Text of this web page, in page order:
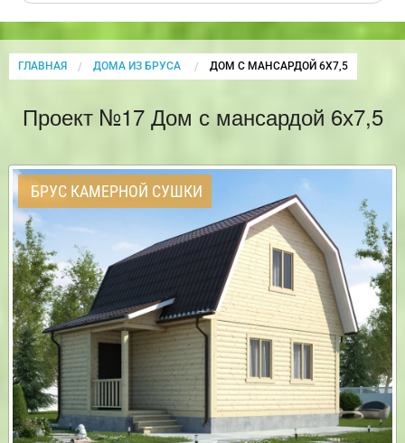
ГЛАВНАЯ ДОМА ИЗ БРУСА CURRENT:
ДОМ С МАНСАРДОЙ 6Х7,5
Проект №17 Дом с мансардой 6х7,5
БРУС КАМЕРНОЙ СУШКИ